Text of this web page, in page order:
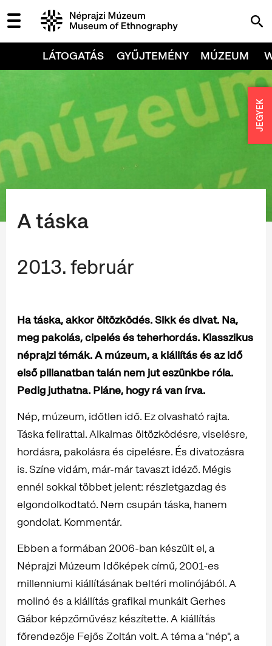
LÁTOGATÁS GYŰJTEMÉNY MÚZEUM
A táska
2013. február
Ha táska, akkor öltözködés. Sikk és divat. Na,
meg pakolás, cipelés és teherhordás. Klasszikus
néprajzi témák. A múzeum, a kiállítás és az idő
első pillanatban talán nem jut eszünkbe róla.
Pedig juthatna. Pláne, hogy rá van írva.
Nép, múzeum, időtlen idő. Ez olvasható rajta.
Táska felirattal. Alkalmas öltözködésre, viselésre,
hordásra, pakolásra és cipelésre. És divatozásra
is. Színe vidám, már-már tavaszt idéző. Mégis
ennél sokkal többet jelent: részletgazdag és
elgondolkodtató. Nem csupán táska, hanem
gondolat. Kommentár.
Ebben a formában 2006-ban készült el, a
Néprajzi Múzeum Időképek című, 2001-es
millenniumi kiállításának beltéri molinójából. A
molinó és a kiállítás grafikai munkáit Gerhes
Gábor képzőművész készítette. A kiállítás
főrendezője Fejős Zoltán volt. A téma a "nép", a
JEGYEK